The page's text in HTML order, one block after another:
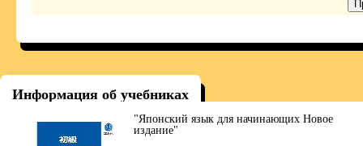
Информация об учебниках
"Японский язык для начинающих Новое
издание"